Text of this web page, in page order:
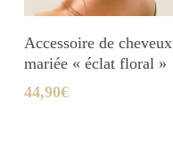
Ajouter Au Panier
Accessoire de cheveux
mariée « éclat floral »
44,90€